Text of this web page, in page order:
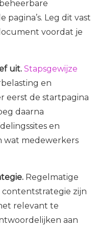
Leg dit vast
voordat je
uit. Stapsgewijze
en
eerst de startpagina
daarna
en
wat medewerkers
Regelmatige
zijn
relevant te
aan